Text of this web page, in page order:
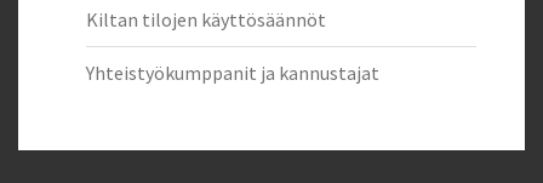
Kiltan tilojen käyttösäännöt
Yhteistyökumppanit ja kannustajat